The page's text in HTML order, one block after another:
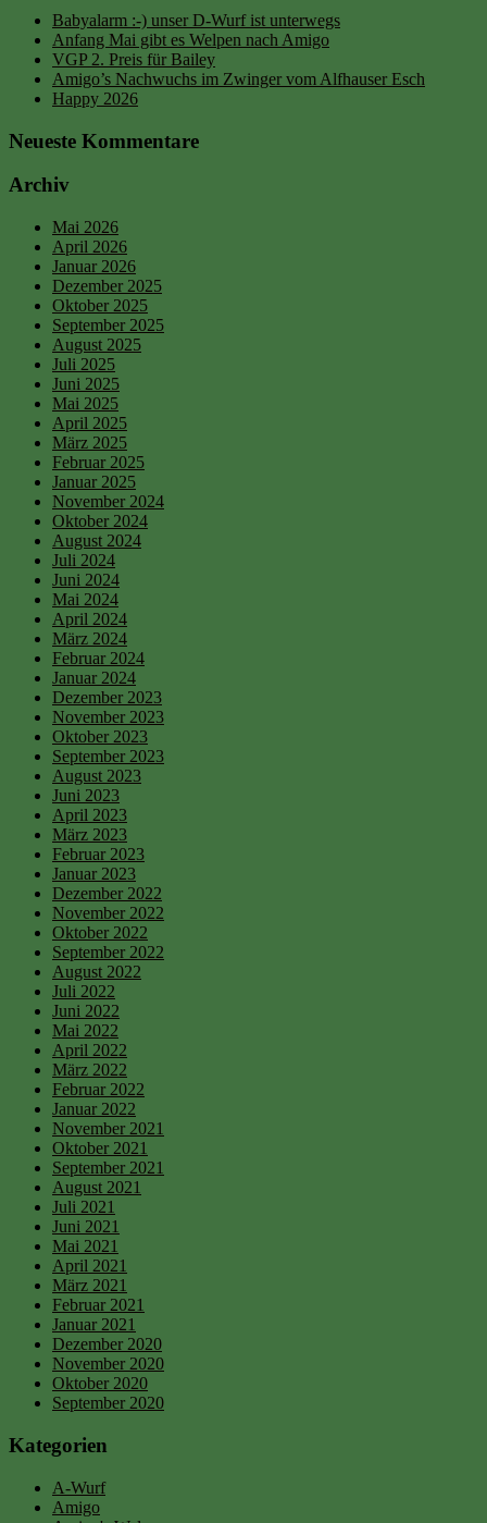
Babyalarm :-) unser D-Wurf ist unterwegs
Anfang Mai gibt es Welpen nach Amigo
VGP 2. Preis für Bailey
Amigo’s Nachwuchs im Zwinger vom Alfhauser Esch
Happy 2026
Neueste Kommentare
Archiv
Mai 2026
April 2026
Januar 2026
Dezember 2025
Oktober 2025
September 2025
August 2025
Juli 2025
Juni 2025
Mai 2025
April 2025
März 2025
Februar 2025
Januar 2025
November 2024
Oktober 2024
August 2024
Juli 2024
Juni 2024
Mai 2024
April 2024
März 2024
Februar 2024
Januar 2024
Dezember 2023
November 2023
Oktober 2023
September 2023
August 2023
Juni 2023
April 2023
März 2023
Februar 2023
Januar 2023
Dezember 2022
November 2022
Oktober 2022
September 2022
August 2022
Juli 2022
Juni 2022
Mai 2022
April 2022
März 2022
Februar 2022
Januar 2022
November 2021
Oktober 2021
September 2021
August 2021
Juli 2021
Juni 2021
Mai 2021
April 2021
März 2021
Februar 2021
Januar 2021
Dezember 2020
November 2020
Oktober 2020
September 2020
Kategorien
A-Wurf
Amigo